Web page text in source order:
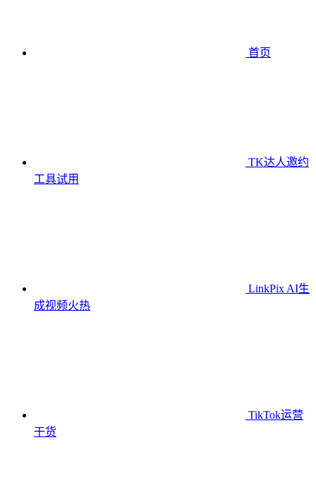
首页
TK达人邀约
工具试用
LinkPix AI生
成视频火热
TikTok运营
干货